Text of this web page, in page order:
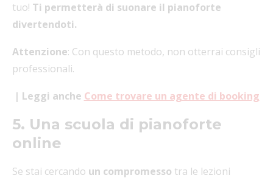
tuo! Ti permetterà di suonare il pianoforte
divertendoti.
Attenzione: Con questo metodo, non otterrai consigli
professionali.
| Leggi anche Come trovare un agente di booking
5. Una scuola di pianoforte
online
Se stai cercando un compromesso tra le lezioni